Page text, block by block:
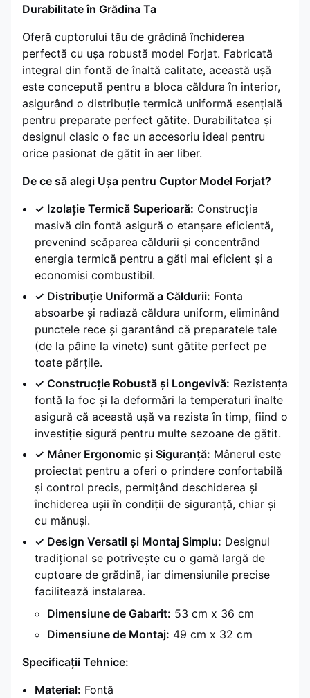
Durabilitate în Grădina Ta
Oferă cuptorului tău de grădină închiderea
perfectă cu ușa robustă model Forjat. Fabricată
integral din fontă de înaltă calitate, această ușă
este concepută pentru a bloca căldura în interior,
asigurând o distribuție termică uniformă esențială
pentru preparate perfect gătite. Durabilitatea și
designul clasic o fac un accesoriu ideal pentru
orice pasionat de gătit în aer liber.
De ce să alegi Ușa pentru Cuptor Model Forjat?
✓ Izolație Termică Superioară: Construcția
masivă din fontă asigură o etanșare eficientă,
prevenind scăparea căldurii și concentrând
energia termică pentru a găti mai eficient și a
economisi combustibil.
✓ Distribuție Uniformă a Căldurii: Fonta
absoarbe și radiază căldura uniform, eliminând
punctele rece și garantând că preparatele tale
(de la pâine la vinete) sunt gătite perfect pe
toate părțile.
✓ Construcție Robustă și Longevivă: Rezistența
fontă la foc și la deformări la temperaturi înalte
asigură că această ușă va rezista în timp, fiind o
investiție sigură pentru multe sezoane de gătit.
✓ Mâner Ergonomic și Siguranță: Mânerul este
proiectat pentru a oferi o prindere confortabilă
și control precis, permițând deschiderea și
închiderea ușii în condiții de siguranță, chiar și
cu mănuși.
✓ Design Versatil și Montaj Simplu: Designul
tradițional se potrivește cu o gamă largă de
cuptoare de grădină, iar dimensiunile precise
facilitează instalarea.
Dimensiune de Gabarit: 53 cm x 36 cm
Dimensiune de Montaj: 49 cm x 32 cm
Specificații Tehnice:
Material: Fontă